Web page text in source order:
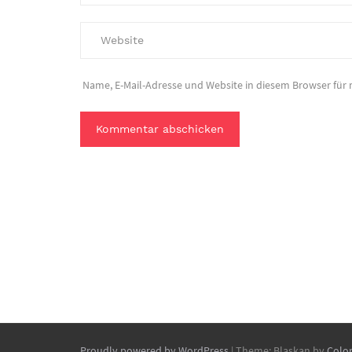
Name, E-Mail-Adresse und Website in diesem Browser